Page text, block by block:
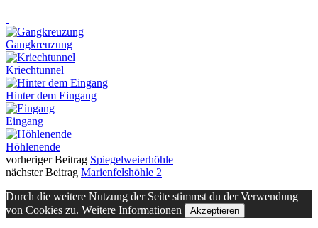
Gangkreuzung
Kriechtunnel
Hinter dem Eingang
Eingang
Höhlenende
vorheriger Beitrag Spiegelweierhöhle
nächster Beitrag Marienfelshöhle 2
Durch die weitere Nutzung der Seite stimmst du der Verwendung
von Cookies zu. Weitere Informationen Akzeptieren